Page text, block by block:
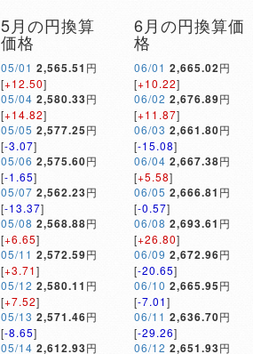
5月の円換算
価格
05/01 2,565.51 円
[+12.50]
05/04 2,580.33円
[+14.82]
05/05 2,577.25円
[-3.07]
05/06 2,575.60円
[-1.65]
05/07 2,562.23円
[-13.37]
05/08 2,568.88円
[+6.65]
05/11 2,572.59円
[+3.71]
05/12 2,580.11 円
[+7.52]
05/13 2,571.46円
[-8.65]
05/14 2,612.93円
6月の円換算価
格
06/01 2,665.02円
[+10.22]
06/02 2,676.89円
[+11.87]
06/03 2,661.80円
[-15.08]
06/04 2,667.38円
[+5.58]
06/05 2,666.81 円
[-0.57]
06/08 2,693.61 円
[+26.80]
06/09 2,672.96円
[-20.65]
06/10 2,665.95円
[-7.01]
06/11 2,636.70円
[-29.26]
06/12 2,651.93円